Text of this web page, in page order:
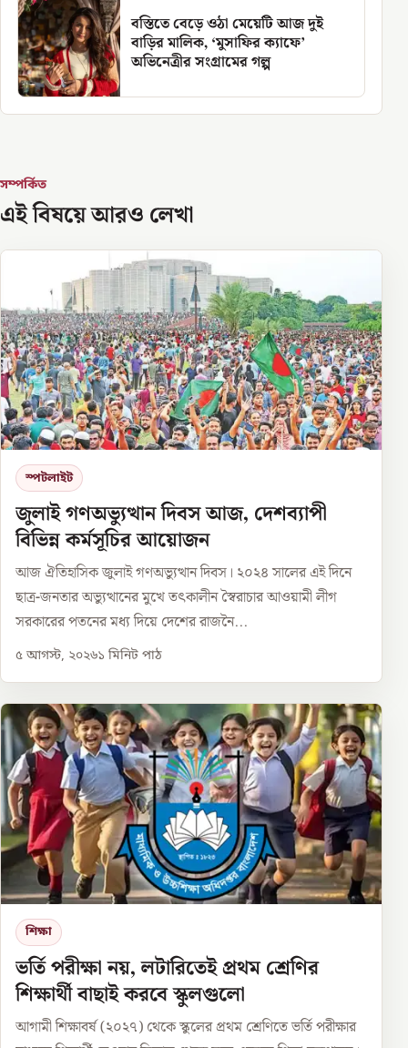
বস্তিতে বেড়ে ওঠা মেয়েটি আজ দুই
বাড়ির মালিক, ‘মুসাফির ক্যাফে’
অভিনেত্রীর সংগ্রামের গল্প
সম্পর্কিত
এই বিষয়ে আরও লেখা
স্পটলাইট
জুলাই গণঅভ্যুত্থান দিবস আজ, দেশব্যাপী
বিভিন্ন কর্মসূচির আয়োজন
আজ ঐতিহাসিক জুলাই গণঅভ্যুত্থান দিবস। ২০২৪ সালের এই দিনে
ছাত্র-জনতার অভ্যুত্থানের মুখে তৎকালীন স্বৈরাচার আওয়ামী লীগ
সরকারের পতনের মধ্য দিয়ে দেশের রাজনৈ...
৫ আগস্ট, ২০২৬১ মিনিট পাঠ
শিক্ষা
ভর্তি পরীক্ষা নয়, লটারিতেই প্রথম শ্রেণির
শিক্ষার্থী বাছাই করবে স্কুলগুলো
আগামী শিক্ষাবর্ষ (২০২৭) থেকে স্কুলের প্রথম শ্রেণিতে ভর্তি পরীক্ষার